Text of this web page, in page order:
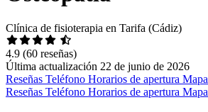
Clínica de fisioterapia en Tarifa (Cádiz)
4.9 (60 reseñas)
Última actualización 22 de junio de 2026
Reseñas Teléfono Horarios de apertura Mapa
Reseñas Teléfono Horarios de apertura Mapa